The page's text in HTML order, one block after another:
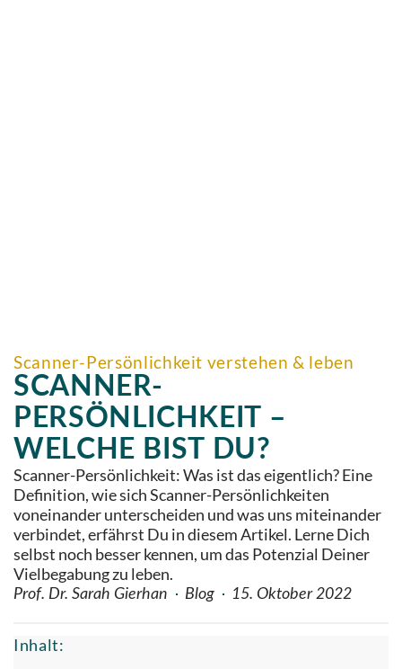
Scanner-Persönlichkeit verstehen & leben
SCANNER-
PERSÖNLICHKEIT –
WELCHE BIST DU?
Scanner-Persönlichkeit: Was ist das eigentlich? Eine
Definition, wie sich Scanner-Persönlichkeiten
voneinander unterscheiden und was uns miteinander
verbindet, erfährst Du in diesem Artikel. Lerne Dich
selbst noch besser kennen, um das Potenzial Deiner
Vielbegabung zu leben.
Prof. Dr. Sarah Gierhan Blog 15. Oktober 2022
Inhalt: